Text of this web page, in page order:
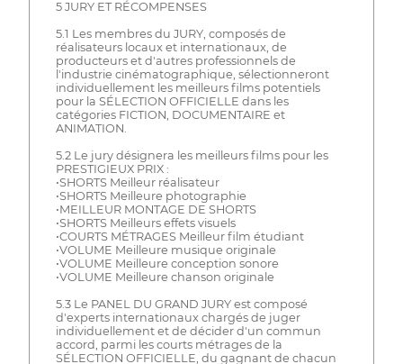
5 JURY ET RÉCOMPENSES
5.1 Les membres du JURY, composés de
réalisateurs locaux et internationaux, de
producteurs et d'autres professionnels de
l'industrie cinématographique, sélectionneront
individuellement les meilleurs films potentiels
pour la SÉLECTION OFFICIELLE dans les
catégories FICTION, DOCUMENTAIRE et
ANIMATION.
5.2 Le jury désignera les meilleurs films pour les
PRESTIGIEUX PRIX :
•SHORTS Meilleur réalisateur
•SHORTS Meilleure photographie
•MEILLEUR MONTAGE DE SHORTS
•SHORTS Meilleurs effets visuels
•COURTS MÉTRAGES Meilleur film étudiant
•VOLUME Meilleure musique originale
•VOLUME Meilleure conception sonore
•VOLUME Meilleure chanson originale
5.3 Le PANEL DU GRAND JURY est composé
d'experts internationaux chargés de juger
individuellement et de décider d'un commun
accord, parmi les courts métrages de la
SÉLECTION OFFICIELLE, du gagnant de chacun